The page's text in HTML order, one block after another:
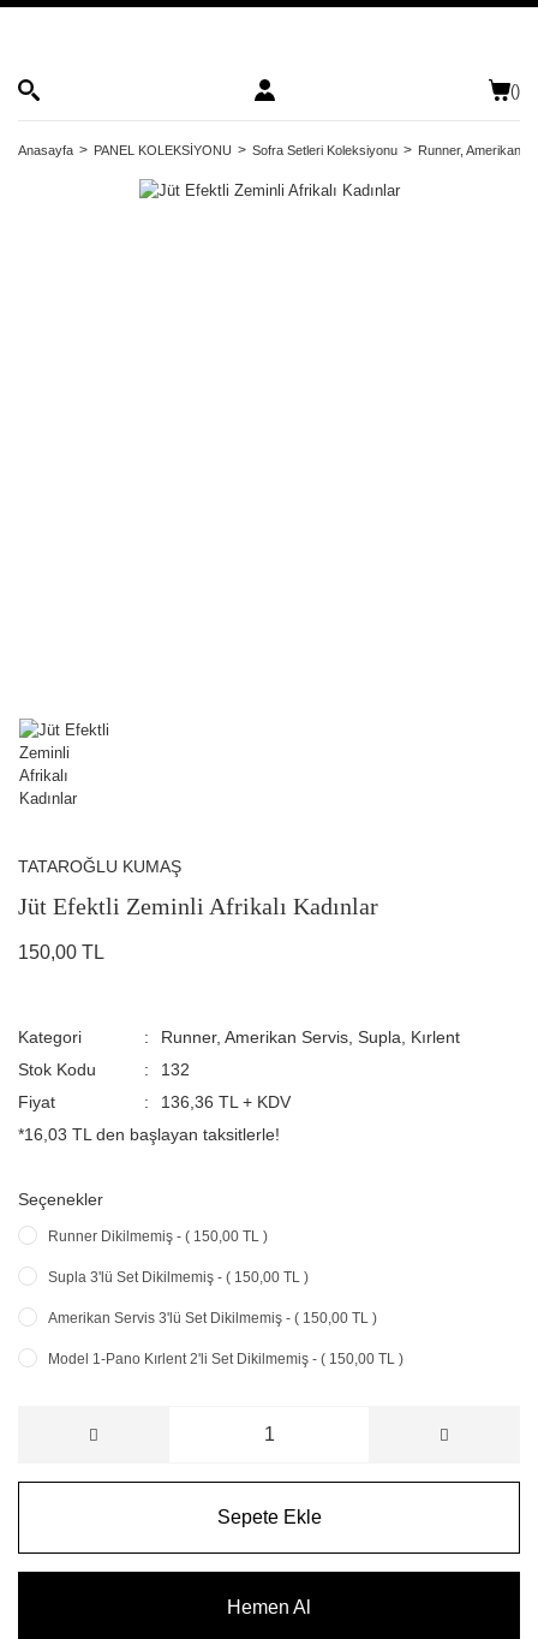
()
Anasayfa PANEL KOLEKSİYONU Sofra Setleri Koleksiyonu Runner, Amerikan
TATAROĞLU KUMAŞ
Jüt Efektli Zeminli Afrikalı Kadınlar
150,00 TL
Kategori
Runner, Amerikan Servis, Supla, Kırlent
Stok Kodu
132
Fiyat
136,36 TL + KDV
*16,03 TL den başlayan taksitlerle!
Seçenekler
Runner Dikilmemiş - ( 150,00 TL )
Supla 3'lü Set Dikilmemiş - ( 150,00 TL )
Amerikan Servis 3'lü Set Dikilmemiş - ( 150,00 TL )
Model 1-Pano Kırlent 2'li Set Dikilmemiş - ( 150,00 TL )
Sepete Ekle
Hemen Al